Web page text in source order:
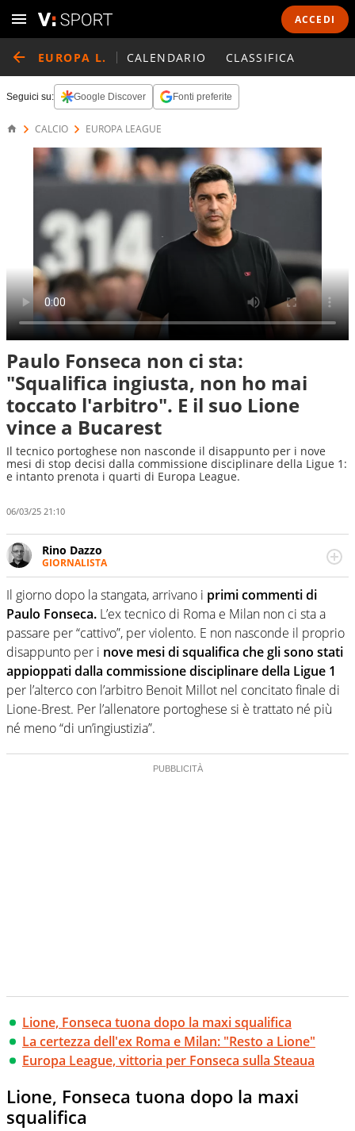
ACCEDI
EUROPA L. CALENDARIO CLASSIFICA
Seguici su: Google Discover Fonti preferite
CALCIO EUROPA LEAGUE
Paulo Fonseca non ci sta:
"Squalifica ingiusta, non ho mai
toccato l'arbitro". E il suo Lione
vince a Bucarest
Il tecnico portoghese non nasconde il disappunto per i nove
mesi di stop decisi dalla commissione disciplinare della Ligue 1:
e intanto prenota i quarti di Europa League.
06/03/25 21:10
Rino Dazzo
GIORNALISTA
Se mai ci fosse modo di traslare il glossario del calcio in
una nicchia di esperti, lui ne farebbe parte. Non si perde
una svista arbitrale né gli umori social del mondo delle
curve
Il giorno dopo la stangata, arrivano i primi commenti di
Paulo Fonseca. L’ex tecnico di Roma e Milan non ci sta a
passare per “cattivo”, per violento. E non nasconde il proprio
disappunto per i nove mesi di squalifica che gli sono stati
appioppati dalla commissione disciplinare della Ligue 1
per l’alterco con l’arbitro Benoit Millot nel concitato finale di
Lione-Brest. Per l’allenatore portoghese si è trattato né più
né meno “di un’ingiustizia”.
Lione, Fonseca tuona dopo la maxi squalifica
La certezza dell'ex Roma e Milan: "Resto a Lione"
Europa League, vittoria per Fonseca sulla Steaua
Lione, Fonseca tuona dopo la maxi
squalifica